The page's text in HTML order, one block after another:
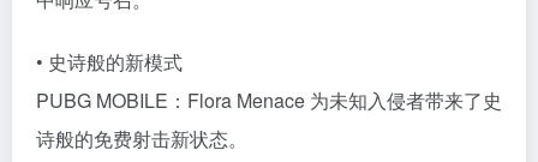
• 史诗般的新模式
PUBG MOBILE：Flora Menace 为未知入侵者带来了史
诗般的免费射击新状态。